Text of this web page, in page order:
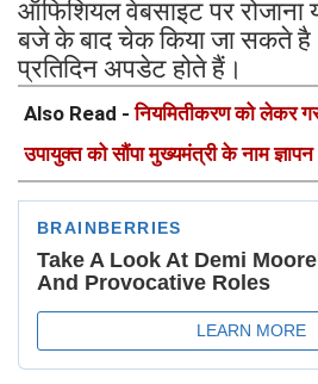
ऑफिशियल वेबसाइट पर रोजाना
बजे के बाद चेक किया जा सकते
प्रतिदिन अपडेट होते हैं।
Also Read -नियमितीकरण को लेकर
उपायुक्त को सौंपा मुख्यमंत्री के नाम ज्ञापन